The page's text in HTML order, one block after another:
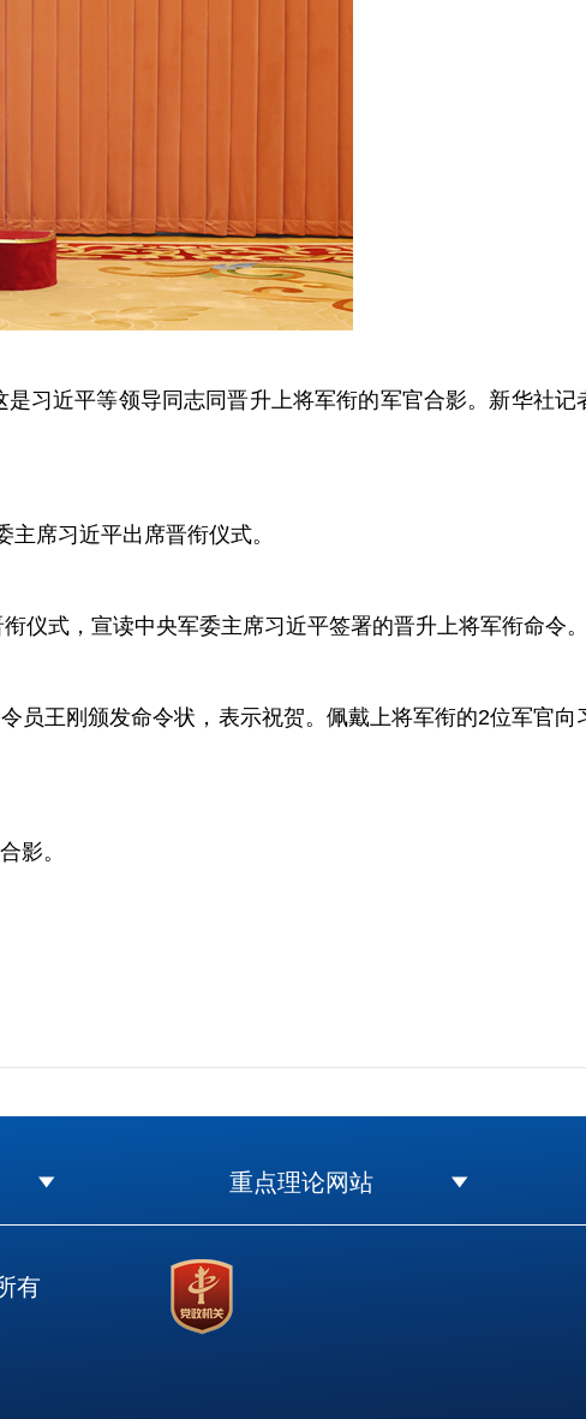
习近平等领导同志同晋升上将军衔的军官合影。新华社记
席习近平出席晋衔仪式。
式，宣读中央军委主席习近平签署的晋升上将军衔命令
王刚颁发命令状，表示祝贺。佩戴上将军衔的2位军官向
影。
重点理论网站
有